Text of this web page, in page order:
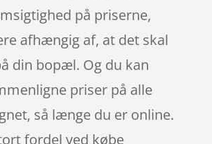
på priserne,
afhængig af, at det skal
din bopæl. Og du kan
priser på alle
så længe du er online.
fordel ved købe